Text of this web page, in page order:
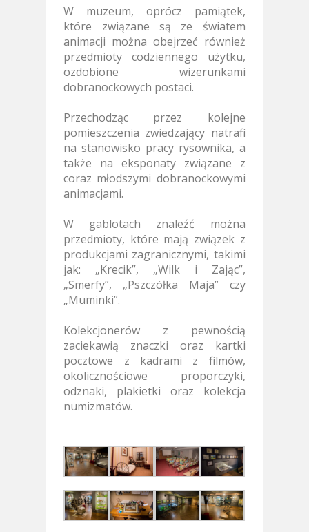
W muzeum, oprócz pamiątek,
które związane są ze światem
animacji można obejrzeć również
przedmioty codziennego użytku,
ozdobione wizerunkami
dobranockowych postaci.
Przechodząc przez kolejne
pomieszczenia zwiedzający natrafi
na stanowisko pracy rysownika, a
także na eksponaty związane z
coraz młodszymi dobranockowymi
animacjami.
W gablotach znaleźć można
przedmioty, które mają związek z
produkcjami zagranicznymi, takimi
jak: „Krecik”, „Wilk i Zając”,
„Smerfy”, „Pszczółka Maja” czy
„Muminki”.
Kolekcjonerów z pewnością
zaciekawią znaczki oraz kartki
pocztowe z kadrami z filmów,
okolicznościowe proporczyki,
odznaki, plakietki oraz kolekcja
numizmatów.